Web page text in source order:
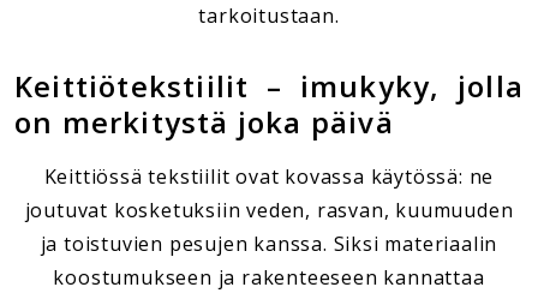
tarkoitustaan.
Keittiötekstiilit – imukyky, jolla
on merkitystä joka päivä
Keittiössä tekstiilit ovat kovassa käytössä: ne
joutuvat kosketuksiin veden, rasvan, kuumuuden
ja toistuvien pesujen kanssa. Siksi materiaalin
koostumukseen ja rakenteeseen kannattaa